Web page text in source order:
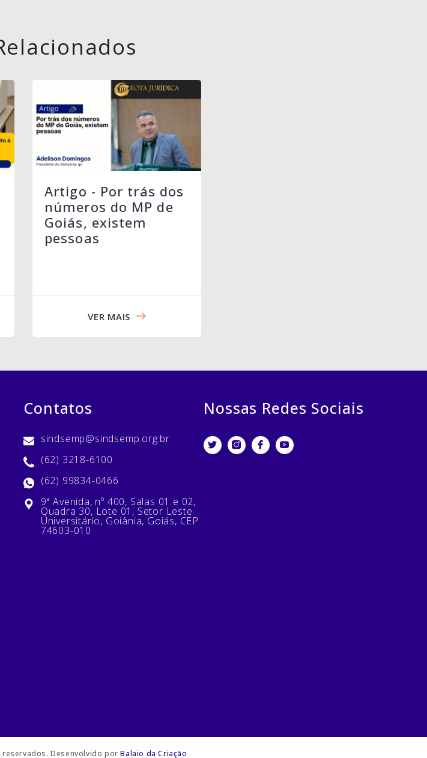
Artigo - Por trás dos
números do MP de
Goiás, existem
pessoas
VER MAIS
Contatos
sindsemp@sindsemp.org.br
(62) 3218-6100
(62) 99834-0466
9ª Avenida, nº 400, Salas 01 e 02,
Quadra 30, Lote 01, Setor Leste
Universitário, Goiânia, Goiás, CEP
74603-010
Nossas Redes Sociais
Desenvolvido porBalaio da Criação